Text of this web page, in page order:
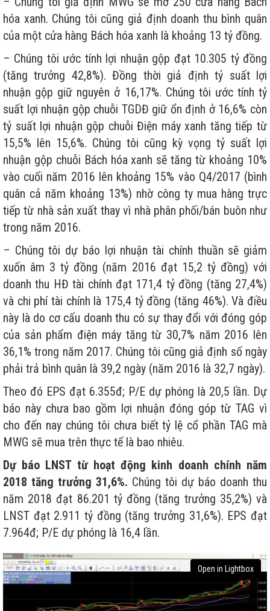
hóa xanh. Chúng tôi cũng giả định doanh thu bình quân
của một cửa hàng Bách hóa xanh là khoảng 13 tỷ đồng.
– Chúng tôi ước tính lợi nhuận gộp đạt 10.305 tỷ đồng
(tăng trưởng 42,8%). Đồng thời giả định tỷ suất lợi
nhuận gộp giữ nguyên ở 16,17%. Chúng tôi ước tính tỷ
suất lợi nhuận gộp chuỗi TGDĐ giữ ổn định ở 16,6% còn
tỷ suất lợi nhuận gộp chuỗi Điện máy xanh tăng tiếp từ
15,5% lên 15,6%. Chúng tôi cũng kỳ vọng tỷ suất lợi
nhuận gộp chuỗi Bách hóa xanh sẽ tăng từ khoảng 10%
vào cuối năm 2016 lên khoảng 15% vào Q4/2017 (bình
quân cả năm khoảng 13%) nhờ công ty mua hàng trực
tiếp từ nhà sản xuất thay vì nhà phân phối/bán buôn như
trong năm 2016.
– Chúng tôi dự báo lợi nhuận tài chính thuần sẽ giảm
xuốn âm 3 tỷ đồng (năm 2016 đạt 15,2 tỷ đồng) với
doanh thu HĐ tài chính đạt 171,4 tỷ đồng (tăng 27,4%)
và chi phí tài chính là 175,4 tỷ đồng (tăng 46%). Và điều
này là do cơ cấu doanh thu có sự thay đổi với đóng góp
của sản phẩm điện máy tăng từ 30,7% năm 2016 lên
36,1% trong năm 2017. Chúng tôi cũng giả định số ngày
phải trả bình quân là 39,2 ngày (năm 2016 là 32,7 ngày).
Theo đó EPS đạt 6.355đ; P/E dự phóng là 20,5 lần. Dự
báo này chưa bao gồm lợi nhuận đóng góp từ TAG vì
cho đến nay chúng tôi chưa biết tỷ lệ cổ phần TAG mà
MWG sẽ mua trên thực tế là bao nhiêu.
Dự báo LNST từ hoạt động kinh doanh chính năm
2018 tăng trưởng 31,6%. Chúng tôi dự báo doanh thu
năm 2018 đạt 86.201 tỷ đồng (tăng trưởng 35,2%) và
LNST đạt 2.911 tỷ đồng (tăng trưởng 31,6%). EPS đạt
7.964đ; P/E dự phóng là 16,4 lần.
Open in Lightbox